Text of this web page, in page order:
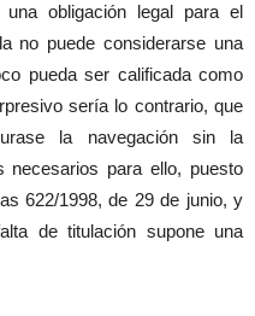
obligación legal para el
no puede considerarse una
pueda ser calificada como
sería lo contrario, que
la navegación sin la
necesarios para ello, puesto
622/1998, de 29 de junio, y
de titulación supone una